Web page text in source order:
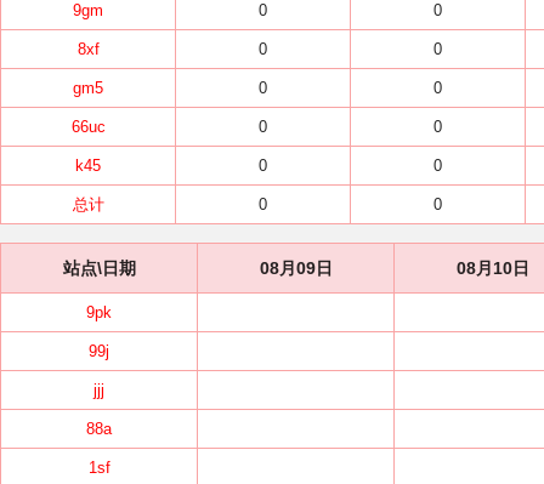
9gm 0 0
8xf 0 0
gm5 0 0
66uc 0 0
k45 0 0
总计 0 0
站点\日期 08月09日 08月10日
9pk
99j
jjj
88a
1sf